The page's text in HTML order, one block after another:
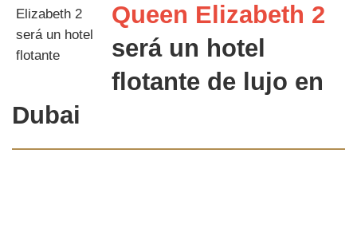
Queen Elizabeth 2
será un hotel
flotante de lujo en
Dubai